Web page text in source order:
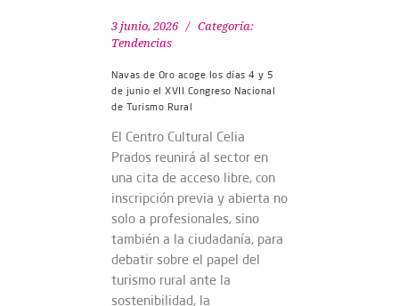
3 junio, 2026
Categoría:
Tendencias
Navas de Oro acoge los días 4 y 5
de junio el XVII Congreso Nacional
de Turismo Rural
El Centro Cultural Celia
Prados reunirá al sector en
una cita de acceso libre, con
inscripción previa y abierta no
solo a profesionales, sino
también a la ciudadanía, para
debatir sobre el papel del
turismo rural ante la
sostenibilidad, la